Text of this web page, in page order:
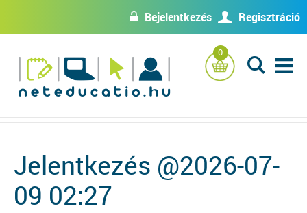
w Bejelentkezés U Regisztráció
0
L
Jelentkezés @2026-07-
09 02:27